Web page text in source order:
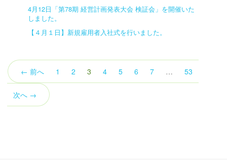
4月12日「第78期 経営計画発表大会 検証会」を開催いた
しました。
【４月１日】新規雇用者入社式を行いました。
← 前へ 1 2 3 （こ
の
4 5 6 7 … 53
次へ →